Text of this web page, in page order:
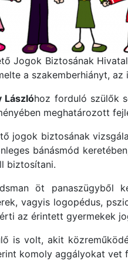
Jogok Biztosának
a szakemberhiányt,
Lászlóhoz forduló szülők
meghatározott
jogok biztosának
bánásmód
biztosítani.
öt panaszügyből
vagyis logopédus,
az érintett gyermekek
is volt, akit
komoly aggályokat vet